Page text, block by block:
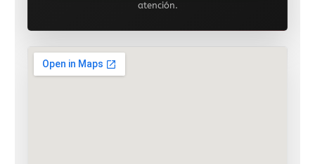
atención.